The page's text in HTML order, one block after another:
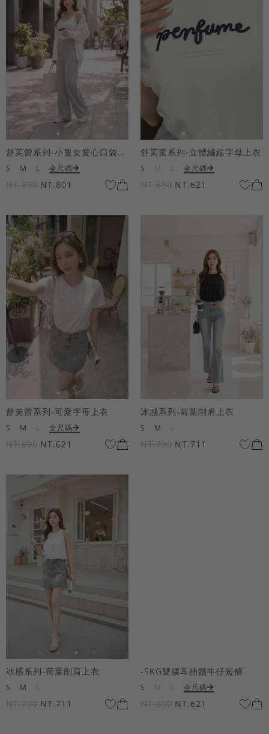
舒芙蕾系列-小隻女愛心口袋寬褲
S M L 全尺碼
NT.890 NT.801
舒芙蕾系列-立體繡線字母上衣
S 全尺碼
NT.690 NT.621
舒芙蕾系列-可愛字母上衣
S M 全尺碼
NT.690 NT.621
冰感系列-荷葉削肩上衣
S M
NT.790 NT.711
冰感系列-荷葉削肩上衣
S M
NT.790 NT.711
-5KG雙腰耳抽鬚牛仔短褲
S 全尺碼
NT.690 NT.621